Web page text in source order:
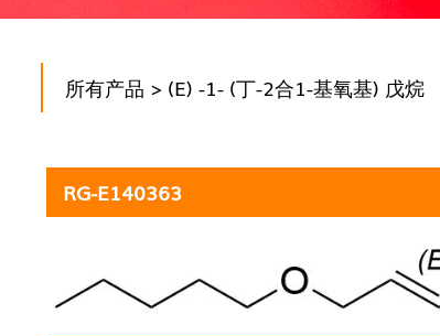
所有产品 > (E) -1- (丁-2合1-基氧基) 戊烷
RG-E140363